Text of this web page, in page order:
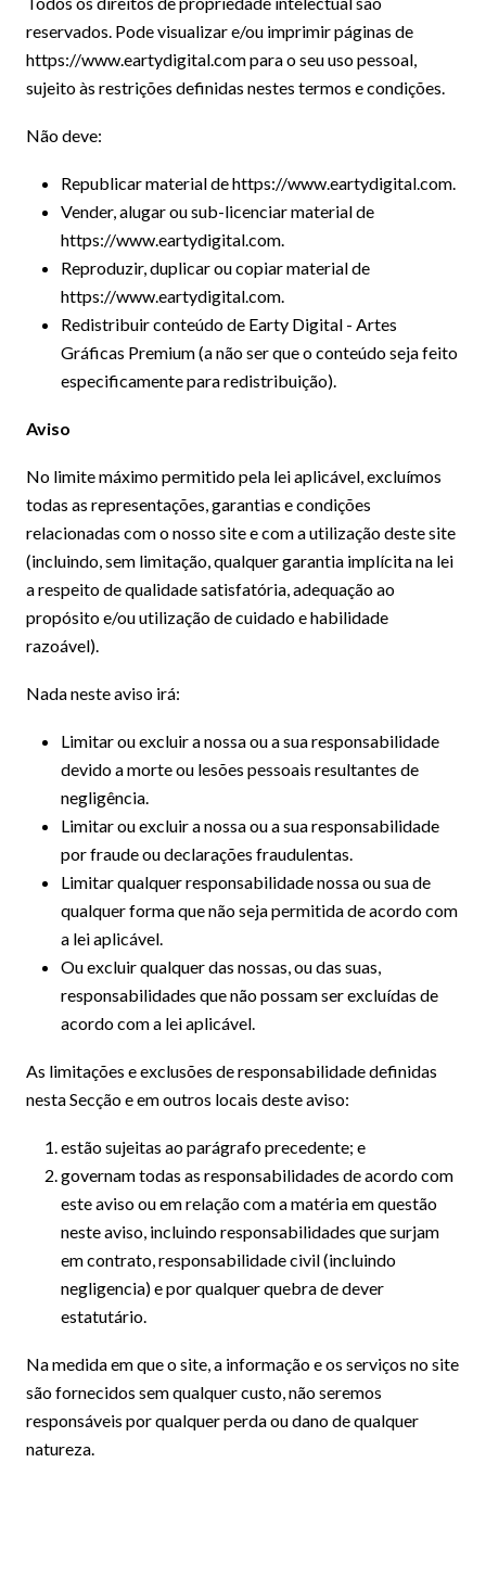
reservados. Pode visualizar e/ou imprimir páginas de
https://www.eartydigital.com para o seu uso pessoal,
sujeito às restrições definidas nestes termos e condições.
Não deve:
Republicar material de https://www.eartydigital.com.
Vender, alugar ou sub-licenciar material de
https://www.eartydigital.com.
Reproduzir, duplicar ou copiar material de
https://www.eartydigital.com.
Redistribuir conteúdo de Earty Digital - Artes
Gráficas Premium (a não ser que o conteúdo seja feito
especificamente para redistribuição).
Aviso
No limite máximo permitido pela lei aplicável, excluímos
todas as representações, garantias e condições
relacionadas com o nosso site e com a utilização deste site
(incluindo, sem limitação, qualquer garantia implícita na lei
a respeito de qualidade satisfatória, adequação ao
propósito e/ou utilização de cuidado e habilidade
razoável).
Nada neste aviso irá:
Limitar ou excluir a nossa ou a sua responsabilidade
devido a morte ou lesões pessoais resultantes de
negligência.
Limitar ou excluir a nossa ou a sua responsabilidade
por fraude ou declarações fraudulentas.
Limitar qualquer responsabilidade nossa ou sua de
qualquer forma que não seja permitida de acordo com
a lei aplicável.
Ou excluir qualquer das nossas, ou das suas,
responsabilidades que não possam ser excluídas de
acordo com a lei aplicável.
As limitações e exclusões de responsabilidade definidas
nesta Secção e em outros locais deste aviso:
estão sujeitas ao parágrafo precedente; e
governam todas as responsabilidades de acordo com
este aviso ou em relação com a matéria em questão
neste aviso, incluindo responsabilidades que surjam
em contrato, responsabilidade civil (incluindo
negligencia) e por qualquer quebra de dever
estatutário.
Na medida em que o site, a informação e os serviços no site
são fornecidos sem qualquer custo, não seremos
responsáveis por qualquer perda ou dano de qualquer
natureza.